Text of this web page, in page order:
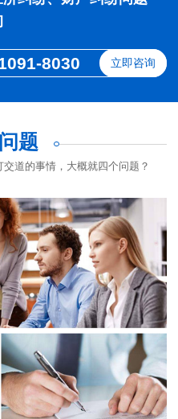
8030 立即咨询
题
道的事情，大概就四个问题？